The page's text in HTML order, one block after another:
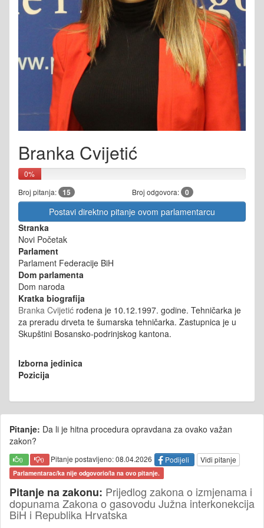
Branka Cvijetić
0%
Broj pitanja: 15 Broj odgovora: 0
Postavi direktno pitanje ovom parlamentarcu
Stranka
Novi Početak
Parlament
Parlament Federacije BiH
Dom parlamenta
Dom naroda
Kratka biografija
Branka Cvijetić rođena je 10.12.1997. godine. Tehničarka je
za preradu drveta te šumarska tehničarka. Zastupnica je u
Skupštini Bosansko-podrinjskog kantona.
Izborna jedinica
Pozicija
Pitanje: Da li je hitna procedura opravdana za ovako važan
zakon?
0 0 Pitanje postavljeno: 08.04.2026 Podijeli Vidi pitanje
Parlamentarac/ka nije odgovorio/la na ovo pitanje.
Pitanje na zakonu: Prijedlog zakona o izmjenama i
dopunama Zakona o gasovodu Južna interkonekcija
BiH i Republika Hrvatska